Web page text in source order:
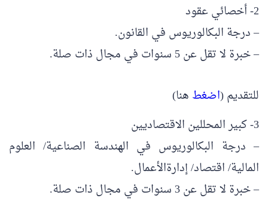
2- أخصائي عقود
– درجة البكالوريوس في القانون.
– خبرة لا تقل عن 5 سنوات في مجال ذات صلة.
للتقديم (اضغط هنا)
3- كبير المحللين الاقتصاديين
– درجة البكالوريوس في الهندسة الصناعية/ العلوم
المالية/ اقتصاد/ إدارةالأعمال.
– خبرة لا تقل عن 3 سنوات في مجال ذات صلة.